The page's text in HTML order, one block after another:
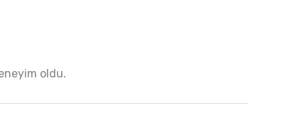
oldu.